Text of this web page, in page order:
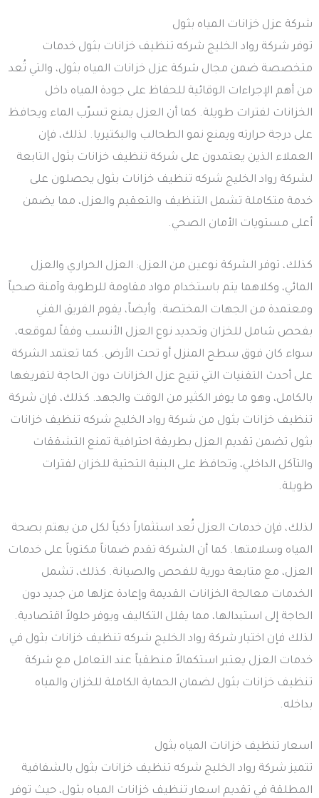
شركة عزل خزانات المياه بثول
توفر شركة رواد الخليج شركه تنظيف خزانات بثول خدمات
متخصصة ضمن مجال شركة عزل خزانات المياه بثول، والتي تُعد
من أهم الإجراءات الوقائية للحفاظ على جودة المياه داخل
الخزانات لفترات طويلة. كما أن العزل يمنع تسرّب الماء ويحافظ
على درجة حرارته ويمنع نمو الطحالب والبكتيريا. لذلك، فإن
العملاء الذين يعتمدون على شركة تنظيف خزانات بثول التابعة
لشركة رواد الخليج شركه تنظيف خزانات بثول يحصلون على
خدمة متكاملة تشمل التنظيف والتعقيم والعزل، مما يضمن
أعلى مستويات الأمان الصحي.
كذلك، توفر الشركة نوعين من العزل: العزل الحراري والعزل
المائي، وكلاهما يتم باستخدام مواد مقاومة للرطوبة وآمنة صحياً
ومعتمدة من الجهات المختصة. وأيضاً، يقوم الفريق الفني
بفحص شامل للخزان وتحديد نوع العزل الأنسب وفقاً لموقعه،
سواء كان فوق سطح المنزل أو تحت الأرض. كما تعتمد الشركة
على أحدث التقنيات التي تتيح عزل الخزانات دون الحاجة لتفريغها
بالكامل، وهو ما يوفر الكثير من الوقت والجهد. كذلك، فإن شركة
تنظيف خزانات بثول من شركة رواد الخليج شركه تنظيف خزانات
بثول تضمن تقديم العزل بطريقة احترافية تمنع التشققات
والتآكل الداخلي، وتحافظ على البنية التحتية للخزان لفترات
طويلة.
لذلك، فإن خدمات العزل تُعد استثماراً ذكياً لكل من يهتم بصحة
المياه وسلامتها. كما أن الشركة تقدم ضماناً مكتوباً على خدمات
العزل، مع متابعة دورية للفحص والصيانة. كذلك، تشمل
الخدمات معالجة الخزانات القديمة وإعادة عزلها من جديد دون
الحاجة إلى استبدالها، مما يقلل التكاليف ويوفر حلولاً اقتصادية.
لذلك فإن اختيار شركة رواد الخليج شركه تنظيف خزانات بثول في
خدمات العزل يعتبر استكمالاً منطقياً عند التعامل مع شركة
تنظيف خزانات بثول لضمان الحماية الكاملة للخزان والمياه
بداخله.
اسعار تنظيف خزانات المياه بثول
تتميز شركة رواد الخليج شركه تنظيف خزانات بثول بالشفافية
المطلقة في تقديم اسعار تنظيف خزانات المياه بثول، حيث توفر